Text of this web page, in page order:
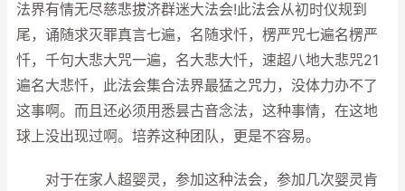
法界有情无尽慈悲拔济群迷大法会!此法会从初时仪规到
尾，诵随求灭罪真言七遍，名随求忏，楞严咒七遍名楞严
忏，千句大悲大咒一遍，名大悲大忏，速超八地大悲咒21
遍名大悲忏，此法会集合法界最猛之咒力，没体力办不了
这事啊。而且还必须用悉昙古音念法，这种事情，在这地
球上没出现过啊。培养这种团队，更是不容易。
对于在家人超婴灵，参加这种法会，参加几次婴灵肯